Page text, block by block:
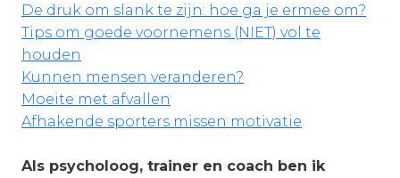
De druk om slank te zijn: hoe ga je ermee om?
Tips om goede voornemens (NIET) vol te
houden
Kunnen mensen veranderen?
Moeite met afvallen
Afhakende sporters missen motivatie
Als psycholoog, trainer en coach ben ik